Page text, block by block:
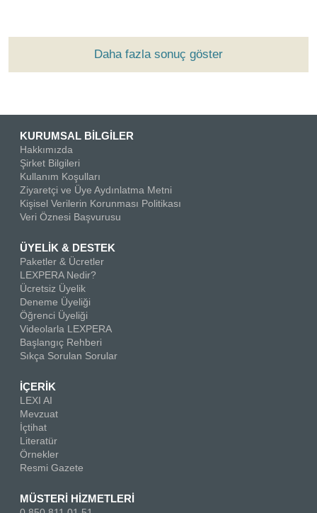
Daha fazla sonuç göster
KURUMSAL BİLGİLER
Hakkımızda
Şirket Bilgileri
Kullanım Koşulları
Ziyaretçi ve Üye Aydınlatma Metni
Kişisel Verilerin Korunması Politikası
Veri Öznesi Başvurusu
ÜYELİK & DESTEK
Paketler & Ücretler
LEXPERA Nedir?
Ücretsiz Üyelik
Deneme Üyeliği
Öğrenci Üyeliği
Videolarla LEXPERA
Başlangıç Rehberi
Sıkça Sorulan Sorular
İÇERİK
LEXI AI
Mevzuat
İçtihat
Literatür
Örnekler
Resmi Gazete
MÜSTERİ HİZMETLERİ